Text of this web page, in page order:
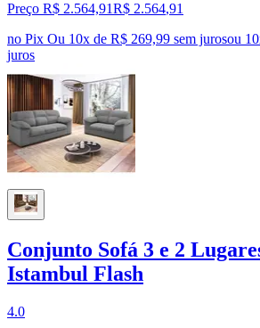
Preço R$ 2.564,91R$ 2.564,91
no Pix Ou 10x de R$ 269,99 sem jurosou 10
juros
Conjunto Sofá 3 e 2
Istambul Flash
4.0